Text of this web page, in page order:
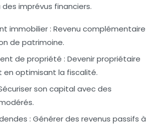
imprévus financiers.
immobilier: Revenu complémentaire
de patrimoine.
de propriété : Devenir propriétaire
en optimisant la fiscalité.
son capital avec des
: Générer des revenus passifs à